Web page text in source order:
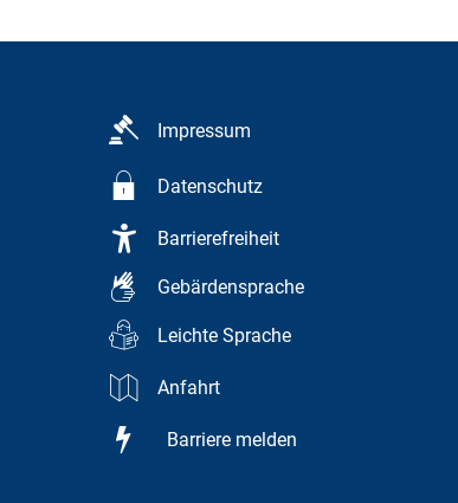
Impressum
Datenschutz
Barrierefreiheit
Gebärdensprache
Leichte Sprache
Anfahrt
Barriere melden